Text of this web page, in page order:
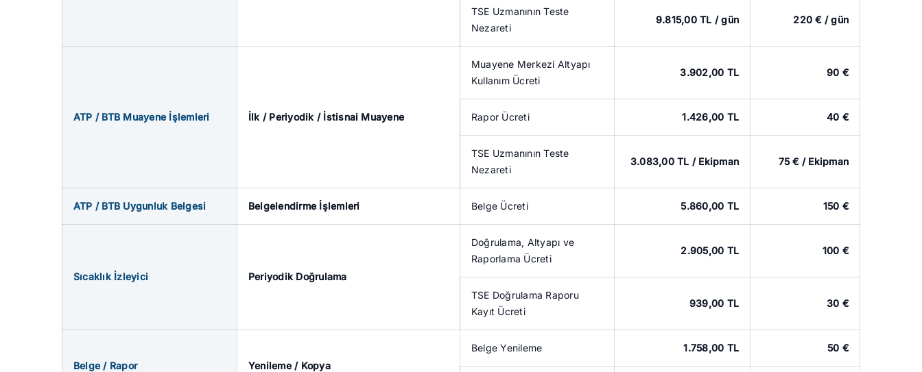
TSE Uzmanının Teste
Nezareti
9.815,00 TL / gün 220 € / gün
ATP / BTB Muayene İşlemleri İlk / Periyodik / İstisnai Muayene
Muayene Merkezi Altyapı
Kullanım Ücreti
3.902,00 TL 90 €
Rapor Ücreti 1.426,00 TL 40 €
TSE Uzmanının Teste
Nezareti
3.083,00 TL / Ekipman 75 € / Ekipman
ATP / BTB Uygunluk Belgesi Belgelendirme İşlemleri Belge Ücreti 5.860,00 TL 150 €
Sıcaklık İzleyici Periyodik Doğrulama
Doğrulama, Altyapı ve
Raporlama Ücreti
2.905,00 TL 100 €
TSE Doğrulama Raporu
Kayıt Ücreti
939,00 TL 30 €
Belge / Rapor Yenileme / Kopya
Belge Yenileme 1.758,00 TL 50 €